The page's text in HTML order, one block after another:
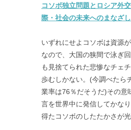
コソボ独立問題とロシア外
際・社会の未来へのまなざし
いずれにせよコソボは資源
なので、大国の狭間で泳ぎ
も見捨てられた悲惨なチェ
歩むしかない。(今調べたら
業率は76％だそうだ)その意
言を世界中に発信してかな
得たコソボのしたたかさが光